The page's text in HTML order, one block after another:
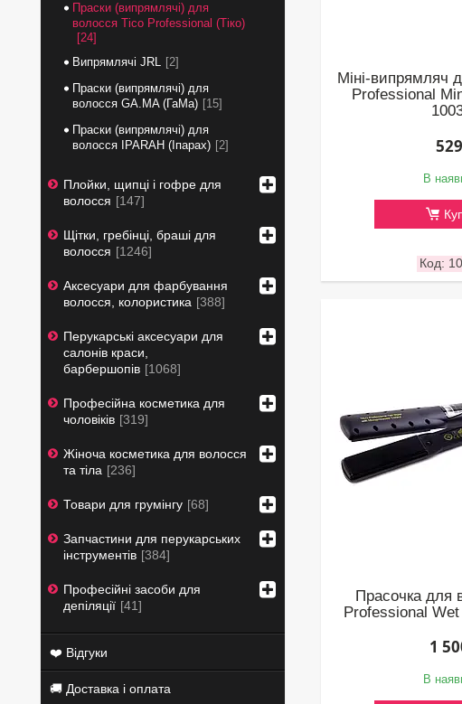
Міні-випрямляч
Professional
В
Прасочка для
Professional
1
В
Праски (випрямлячі) для
волосся Tico Professional (Тіко)
24
Випрямлячі JRL 2
Праски (випрямлячі) для
волосся GA.MA (ГаМа)
15
Праски (випрямлячі) для
волосся IPARAH (Іпарах) 2
Плойки, щипці і гофре для
волосся
147
Щітки, гребінці, браші для
волосся
1246
Аксесуари для фарбування
волосся, колористика 388
Перукарські аксесуари для
салонів краси,
барбершопів
1068
Професійна косметика для
чоловіків 319
Жіноча косметика для волосся
та тіла 236
Товари для грумінгу 68
Запчастини для перукарських
інструментів 384
Професійні засоби для
депіляції 41
❤️ Відгуки
🚚 Доставка і оплата